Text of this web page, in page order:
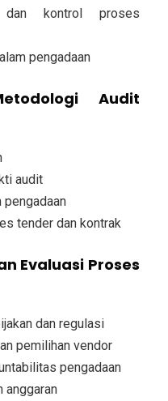
dan kontrol proses
pengadaan
Audit
audit
pengadaan
tender dan kontrak
Evaluasi Proses
dan regulasi
pemilihan vendor
pengadaan
anggaran